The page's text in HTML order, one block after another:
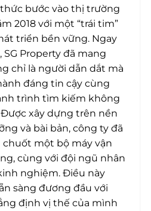
bước vào thị trường
2018 với một “trái tim”
triển bền vững. Ngay
Property đã mang
chỉ là người dẫn dắt mà
đáng tin cậy cùng
trình tìm kiếm không
xây dựng trên nền
và bài bản, công ty đã
chuốt một bộ máy vận
cùng với đội ngũ nhân
nghiệm. Điều này
sàng đương đầu với
định vị thế của mình